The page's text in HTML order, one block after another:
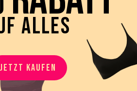
ALLES
JETZT KAUFEN